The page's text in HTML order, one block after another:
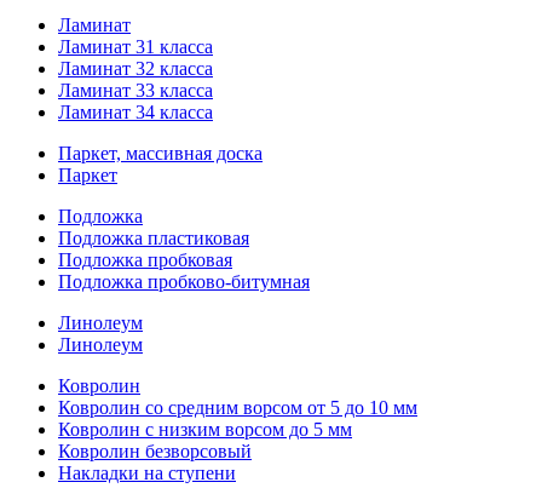
Ламинат
Ламинат 31 класса
Ламинат 32 класса
Ламинат 33 класса
Ламинат 34 класса
Паркет, массивная доска
Паркет
Подложка
Подложка пластиковая
Подложка пробковая
Подложка пробково-битумная
Линолеум
Линолеум
Ковролин
Ковролин со средним ворсом от 5 до 10 мм
Ковролин с низким ворсом до 5 мм
Ковролин безворсовый
Накладки на ступени